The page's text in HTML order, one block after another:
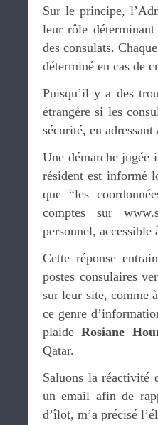
Sur le principe,
leur rôle déterminant
des consulats.
déterminé en cas de
Puisqu’il y a des
étrangère si les
sécurité, en
Une démarche jugée
résident est informé
que “les
comptes sur
personnel,
Cette réponse
postes consulaires
sur leur site, comme à
ce genre
plaideRosiane
Qatar.
Saluons la réactivité
un email afin de
d’îlot, m’a précisé